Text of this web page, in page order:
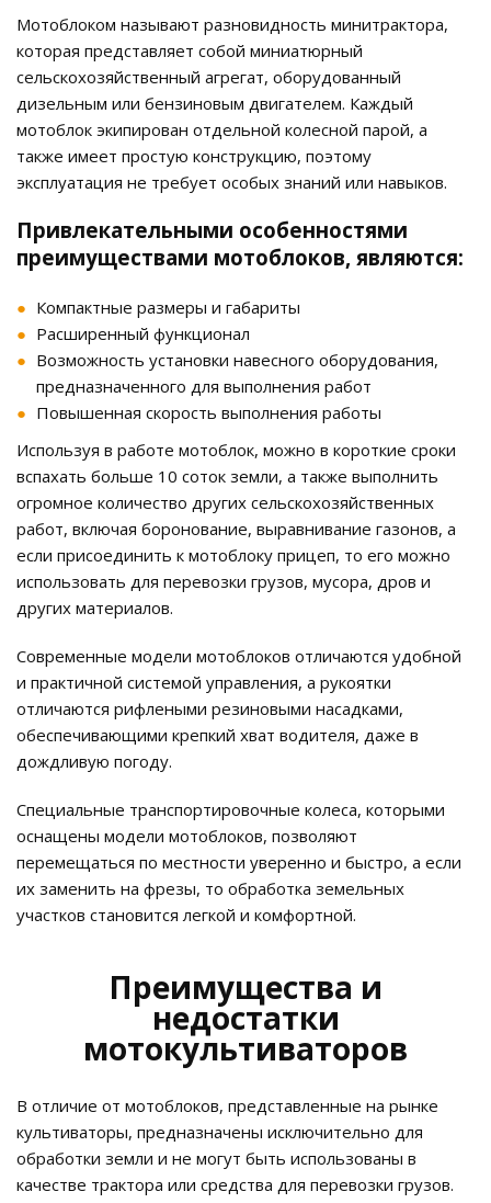
Мотоблоком называют разновидность минитрактора,
которая представляет собой миниатюрный
сельскохозяйственный агрегат, оборудованный
дизельным или бензиновым двигателем. Каждый
мотоблок экипирован отдельной колесной парой, а
также имеет простую конструкцию, поэтому
эксплуатация не требует особых знаний или навыков.
Привлекательными особенностями
преимуществами мотоблоков, являются:
Компактные размеры и габариты
Расширенный функционал
Возможность установки навесного оборудования,
предназначенного для выполнения работ
Повышенная скорость выполнения работы
Используя в работе мотоблок, можно в короткие сроки
вспахать больше 10 соток земли, а также выполнить
огромное количество других сельскохозяйственных
работ, включая боронование, выравнивание газонов, а
если присоединить к мотоблоку прицеп, то его можно
использовать для перевозки грузов, мусора, дров и
других материалов.
Современные модели мотоблоков отличаются удобной
и практичной системой управления, а рукоятки
отличаются рифлеными резиновыми насадками,
обеспечивающими крепкий хват водителя, даже в
дождливую погоду.
Специальные транспортировочные колеса, которыми
оснащены модели мотоблоков, позволяют
перемещаться по местности уверенно и быстро, а если
их заменить на фрезы, то обработка земельных
участков становится легкой и комфортной.
Преимущества и
недостатки
мотокультиваторов
В отличие от мотоблоков, представленные на рынке
культиваторы, предназначены исключительно для
обработки земли и не могут быть использованы в
качестве трактора или средства для перевозки грузов.